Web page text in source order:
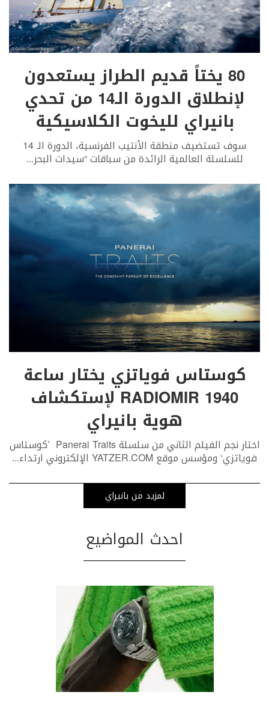
80 يختاً قديم الطراز يستعدون
لإنطلاق الدورة الـ14 من تحدي
بانيراي لليخوت الكلاسيكية
سوف تستضيف منطقة الأنتيب الفرنسية، الدورة الـ 14
للسلسلة العالمية الرائدة من سباقات “سيدات البحر...
كوستاس فوياتزي يختار ساعة
RADIOMIR 1940 لإستكشاف
هوية بانيراي
اختار نجم الفيلم الثاني من سلسلة Panerai Traits ’كوستاس
فوياتزي‘ ومؤسس موقع YATZER.COM الإلكتروني ارتداء ...
لمزيد من بانيراي
احدث المواضيع